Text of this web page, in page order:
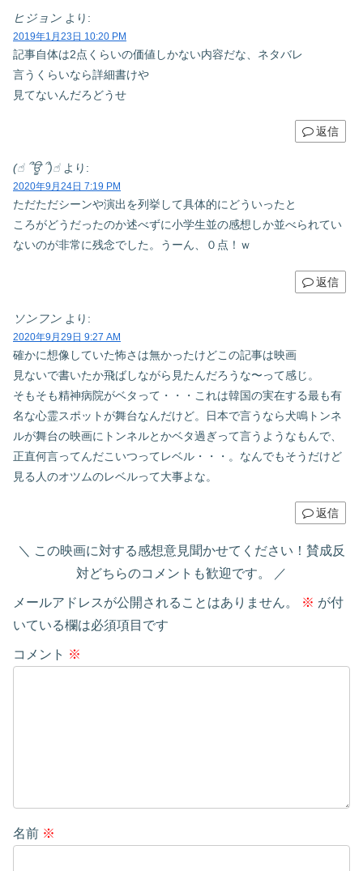
ヒジョン より:
2019年1月23日 10:20 PM
記事自体は2点くらいの価値しかない内容だな、ネタバレ
言うくらいなら詳細書けや
見てないんだろどうせ
返信
(☝︎ ՞ਊ ՞)☝︎ より:
2020年9月24日 7:19 PM
ただただシーンや演出を列挙して具体的にどういったと
ころがどうだったのか述べずに小学生並の感想しか並べられてい
ないのが非常に残念でした。うーん、０点！ｗ
返信
ソンフン より:
2020年9月29日 9:27 AM
確かに想像していた怖さは無かったけどこの記事は映画
見ないで書いたか飛ばしながら見たんだろうな〜って感じ。
そもそも精神病院がベタって・・・これは韓国の実在する最も有
名な心霊スポットが舞台なんだけど。日本で言うなら犬鳴トンネ
ルが舞台の映画にトンネルとかベタ過ぎって言うようなもんで、
正直何言ってんだこいつってレベル・・・。なんでもそうだけど
見る人のオツムのレベルって大事よな。
返信
この映画に対する感想意見聞かせてください！賛成反
対どちらのコメントも歓迎です。
メールアドレスが公開されることはありません。 ※ が付
いている欄は必須項目です
コメント ※
名前 ※